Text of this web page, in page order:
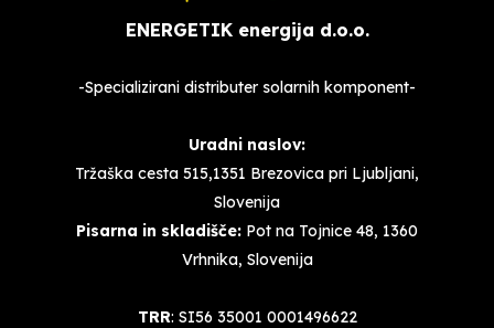
ENERGETIK energija d.o.o.
-Specializirani distributer solarnih komponent-
Uradni naslov:
Tržaška cesta 515,1351 Brezovica pri Ljubljani,
Slovenija
Pisarna in skladišče: Pot na Tojnice 48, 1360
Vrhnika, Slovenija
TRR: SI56 35001 0001496622